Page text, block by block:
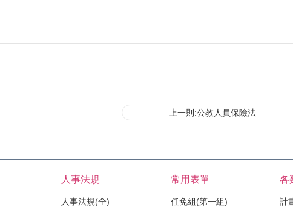
上一則:公教人員保險法
人事法規
人事法規(全)
常用表單
任免組(第一組)
各
計